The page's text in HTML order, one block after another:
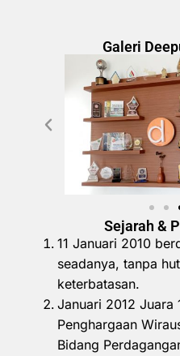
Galeri
Sejarah &
11 Januari 2010
seadanya, tanpa
keterbatasan.
Januari 2012 Juara
Penghargaan
Bidang